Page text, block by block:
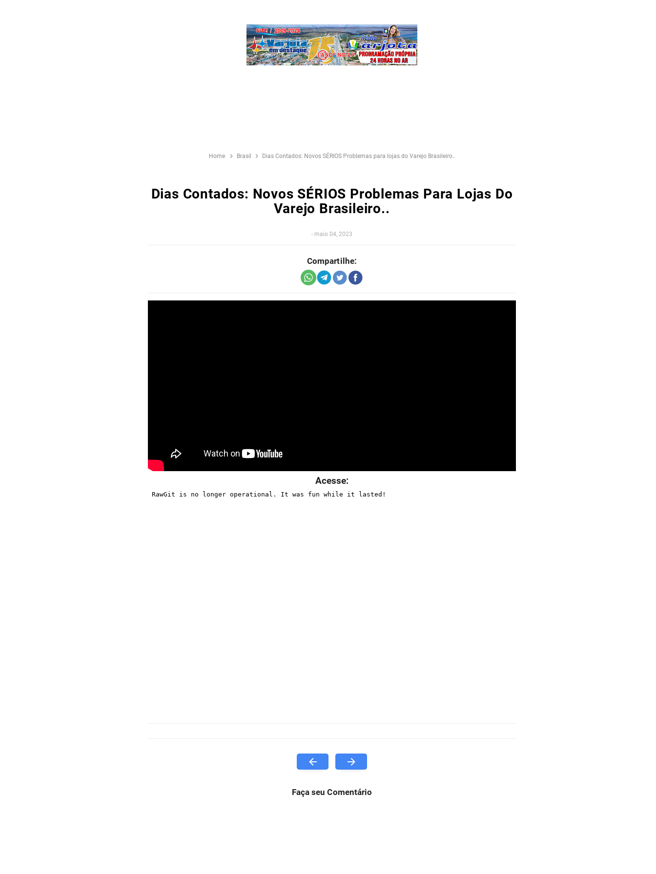
Home Brasil Dias Contados: Novos SÉRIOS Problemas para lojas do Varejo Brasileiro..
Dias Contados: Novos SÉRIOS Problemas Para Lojas Do
Varejo Brasileiro..
- maio 04, 2023
Compartilhe:
Acesse:
Faça seu Comentário